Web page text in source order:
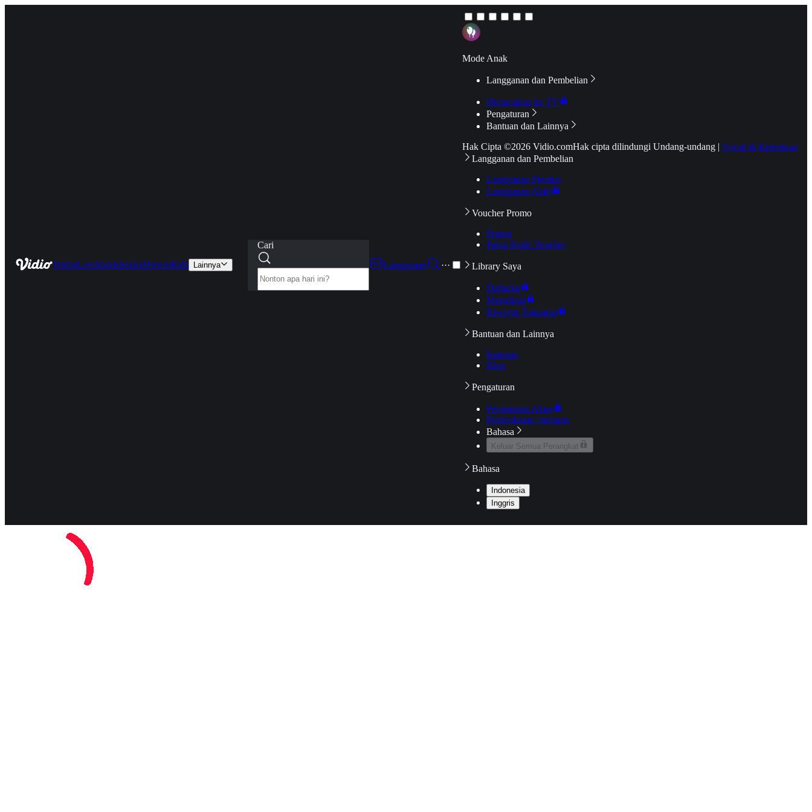
HomeLiveSportsSeriesMoviesKids Lainnya
Cari
Langganan
···
Mode Anak
Langganan dan Pembelian
Hubungkan ke TV
Pengaturan
Bantuan dan Lainnya
Hak Cipta ©2026 Vidio.comHak cipta dilindungi Undang-undang | Syarat & Ketentuan
Langganan dan Pembelian
Langganan Premier
Langganan Aktif
Voucher Promo
Promo
Pakai Kode Voucher
Library Saya
Daftarku
Mengikuti
Riwayat Tontonan
Bantuan dan Lainnya
Bantuan
Blog
Pengaturan
Pengaturan Akun
Pemeriksaan Jaringan
Bahasa
Keluar Semua Perangkat
Bahasa
Indonesia
Inggris